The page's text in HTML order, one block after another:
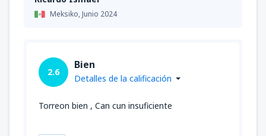
Meksiko,Junio 2024
2.6
Bien
Detalles de la calificación
Torreon bien , Can cun insuficiente